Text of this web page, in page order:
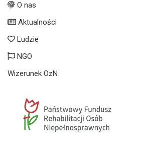
O nas
Aktualności
Ludzie
NGO
Wizerunek OzN